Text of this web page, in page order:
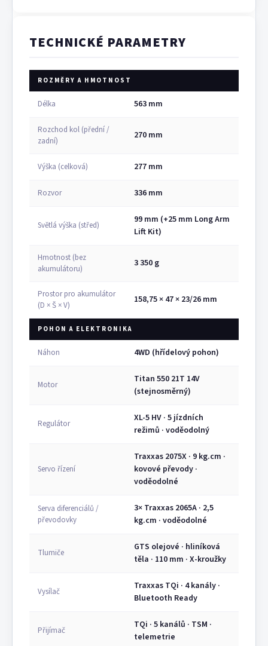
TECHNICKÉ PARAMETRY
ROZMĚRY A HMOTNOST
Délka 563 mm
Rozchod kol (přední /
zadní)
270 mm
Výška (celková) 277 mm
Rozvor 336 mm
Světlá výška (střed)
99 mm (+25 mm Long Arm
Lift Kit)
Hmotnost (bez
akumulátoru)
3 350 g
Prostor pro akumulátor
(D × Š × V)
158,75 × 47 × 23/26 mm
POHON A ELEKTRONIKA
Náhon 4WD (hřídelový pohon)
Motor
Titan 550 21T 14V
(stejnosměrný)
Regulátor
XL-5 HV · 5 jízdních
režimů · voděodolný
Servo řízení
Traxxas 2075X · 9 kg.cm ·
kovové převody ·
voděodolné
Serva diferenciálů /
převodovky
3× Traxxas 2065A · 2,5
kg.cm · voděodolné
Tlumiče
GTS olejové · hliníková
těla · 110 mm · X-kroužky
Vysílač
Traxxas TQi · 4 kanály ·
Bluetooth Ready
Přijímač
TQi · 5 kanálů · TSM ·
telemetrie